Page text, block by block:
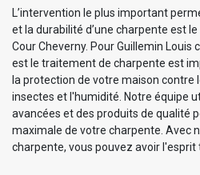
L’intervention le plus important
et la durabilité d’une charpente est
Cour Cheverny. Pour Guillemin Louis
est le traitement de charpente est
la protection de votre maison contre
insectes et l'humidité. Notre équipe
avancées et des produits de qualité
maximale de votre charpente. Avec
charpente, vous pouvez avoir l'esprit